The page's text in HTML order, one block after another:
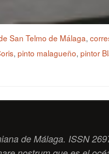
San Telmo de Málaga,
, pinto malagueño, pintor
de Málaga. ISSN